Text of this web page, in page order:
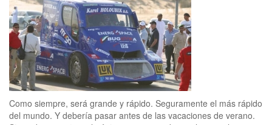
Como siempre, será grande y rápido. Seguramente el más rápido
del mundo. Y debería pasar antes de las vacaciones de verano.